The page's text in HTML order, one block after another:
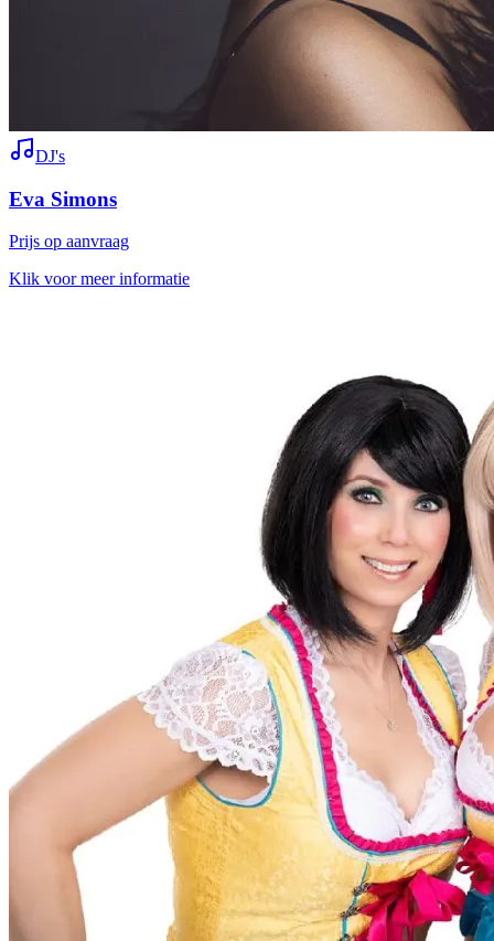
DJ's
Eva Simons
Prijs op aanvraag
Klik voor meer informatie